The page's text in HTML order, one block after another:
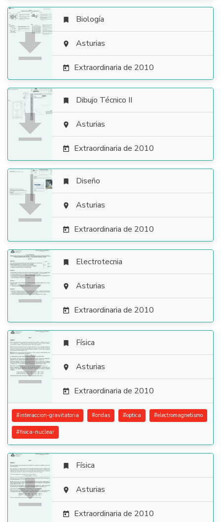

 Biología
 Asturias
 Extraordinaria de 2010

 Dibujo Técnico II
 Asturias
 Extraordinaria de 2010

 Diseño
 Asturias
 Extraordinaria de 2010

 Electrotecnia
 Asturias
 Extraordinaria de 2010

 Física
 Asturias
 Extraordinaria de 2010
#interaccion-gravitatoria #ondas #optica #electromagnetismo
#fisica-nuclear

 Física
 Asturias
 Extraordinaria de 2010